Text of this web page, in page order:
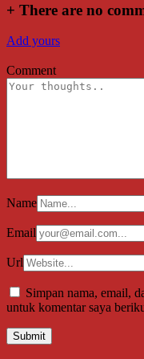
+ There are no
Add yours
Comment
Name
Email
Url
Simpan nama, email,
untuk komentar saya